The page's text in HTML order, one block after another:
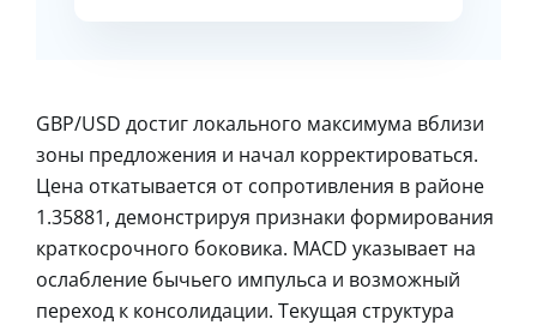
GBP/USD достиг локального максимума вблизи
зоны предложения и начал корректироваться.
Цена откатывается от сопротивления в районе
1.35881, демонстрируя признаки формирования
краткосрочного боковика. MACD указывает на
ослабление бычьего импульса и возможный
переход к консолидации. Текущая структура